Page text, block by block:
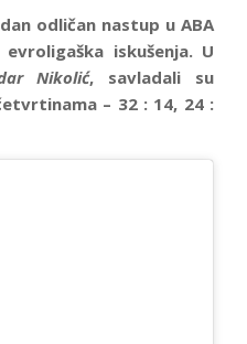
odličan nastup u ABA
iskušenja. U
Nikolić, savladali su
– 32 : 14, 24 :